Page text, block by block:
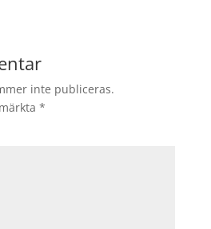
inte publiceras.
*